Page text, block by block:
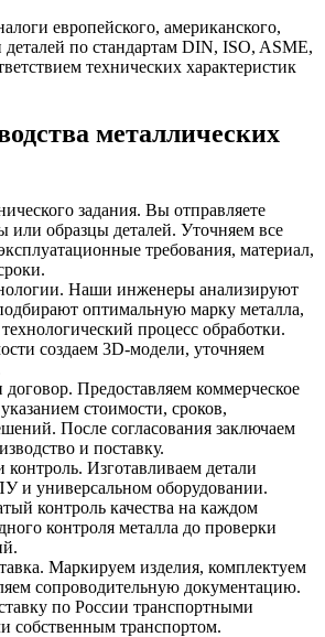
европейского, американского,
деталей по стандартам DIN, ISO, ASME,
технических характеристик
металлических
задания. Вы отправляете
или образцы деталей. Уточняем все
требования, материал,
Наши инженеры анализируют
оптимальную марку металла,
процесс обработки.
создаем 3D-модели, уточняем
договор. Предоставляем коммерческое
стоимости, сроков,
После согласования заключаем
и поставку.
контроль. Изготавливаем детали
и универсальном оборудовании.
контроль качества на каждом
контроля металла до проверки
Маркируем изделия, комплектуем
сопроводительную документацию.
по России транспортными
собственным транспортом.